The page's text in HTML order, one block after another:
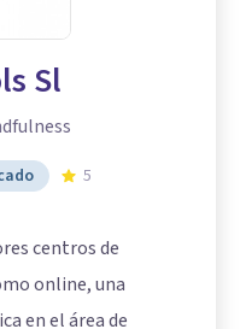
Sl
5
centros de
online, una
en el área de